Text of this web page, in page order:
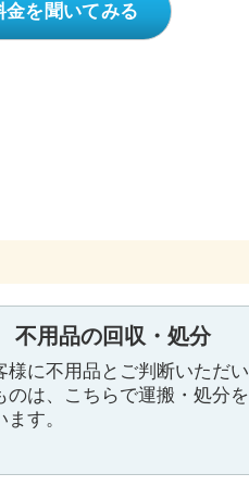
を聞いてみる
不用品の回収・処分
様に不用品とご判断いただい
のは、こちらで運搬・処分を
ます。